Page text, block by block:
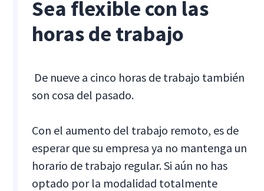
Sea flexible con las
horas de trabajo
‍ De nueve a cinco horas de trabajo también
son cosa del pasado.
Con el aumento del trabajo remoto, es de
esperar que su empresa ya no mantenga un
horario de trabajo regular. Si aún no has
optado por la modalidad totalmente